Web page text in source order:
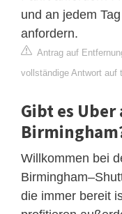
und an jedem
anfordern.
Antrag auf
vollständige Antwort auf
Gibt es
Willkommen bei
die immer bereit